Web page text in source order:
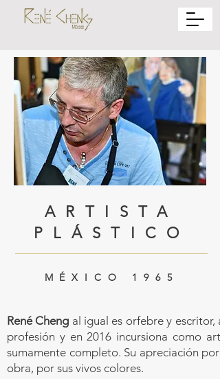
ARTISTA
PLÁSTICO
MÉXICO 1965
René Cheng al igual es orfebre y
profesión y en 2016 incursiona como
sumamente completo. Su apreciación
obra, por sus vivos colores.